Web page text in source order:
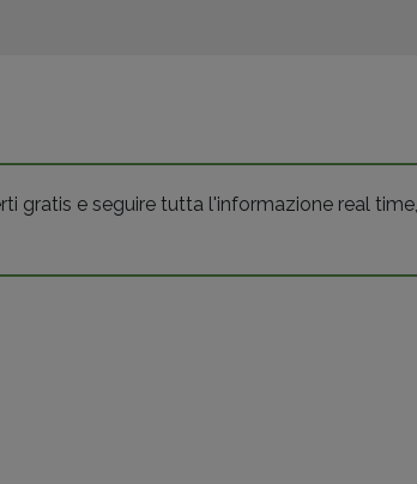
gratis e seguire tutta l'informazione real time,